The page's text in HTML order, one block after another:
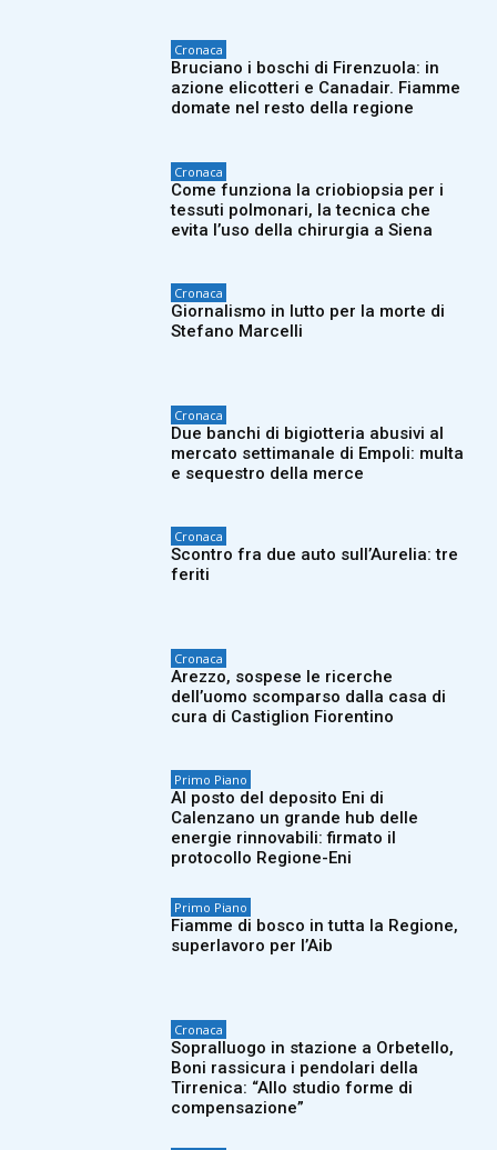
Cronaca
Bruciano i boschi di Firenzuola: in
azione elicotteri e Canadair. Fiamme
domate nel resto della regione
Cronaca
Come funziona la criobiopsia per i
tessuti polmonari, la tecnica che
evita l’uso della chirurgia a Siena
Cronaca
Giornalismo in lutto per la morte di
Stefano Marcelli
Cronaca
Due banchi di bigiotteria abusivi al
mercato settimanale di Empoli: multa
e sequestro della merce
Cronaca
Scontro fra due auto sull’Aurelia: tre
feriti
Cronaca
Arezzo, sospese le ricerche
dell’uomo scomparso dalla casa di
cura di Castiglion Fiorentino
Primo Piano
Al posto del deposito Eni di
Calenzano un grande hub delle
energie rinnovabili: firmato il
protocollo Regione-Eni
Primo Piano
Fiamme di bosco in tutta la Regione,
superlavoro per l’Aib
Cronaca
Sopralluogo in stazione a Orbetello,
Boni rassicura i pendolari della
Tirrenica: “Allo studio forme di
compensazione”